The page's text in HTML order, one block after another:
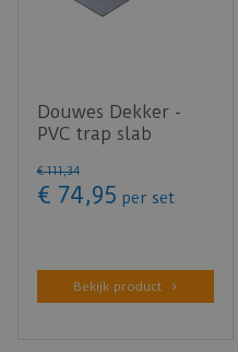
Douwes Dekker -
PVC trap slab
4 stuks …
€ 111,34
€ 74,95 per set
Bekijk product